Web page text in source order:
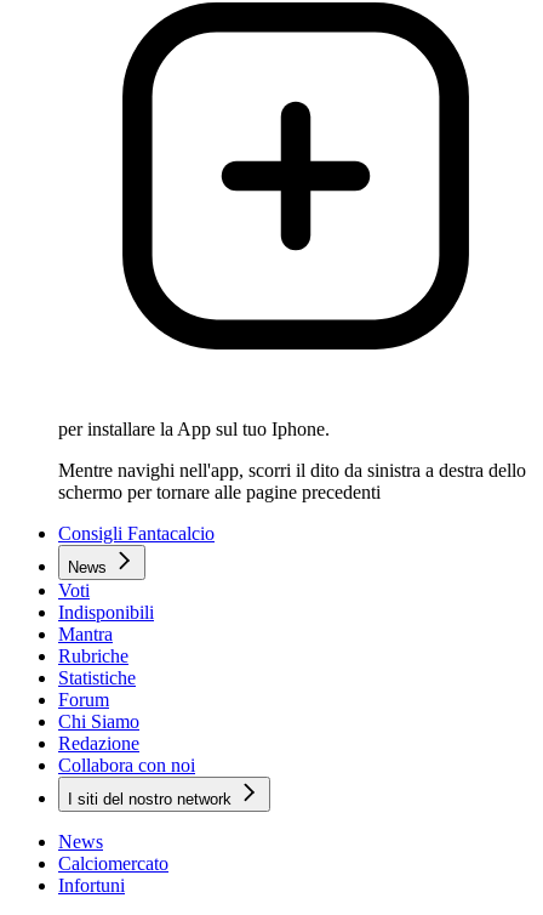
per installare la App sul tuo Iphone.
Mentre navighi nell'app, scorri il dito da sinistra a destra dello
schermo per tornare alle pagine precedenti
Consigli Fantacalcio
News
Voti
Indisponibili
Mantra
Rubriche
Statistiche
Forum
Chi Siamo
Redazione
Collabora con noi
I siti del nostro network
News
Calciomercato
Infortuni